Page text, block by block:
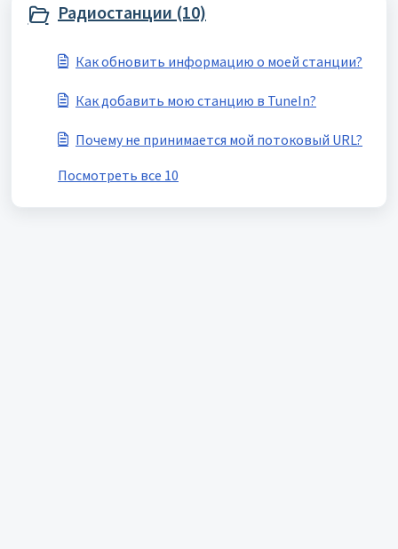
Радиостанции (10)
Как обновить информацию о моей станции?
Как добавить мою станцию в TuneIn?
Почему не принимается мой потоковый URL?
Посмотреть все 10